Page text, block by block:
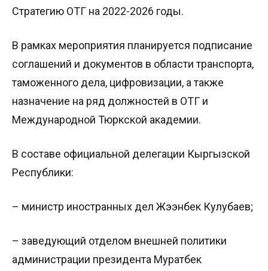
Стратегию ОТГ на 2022-2026 годы.
В рамках мероприятия планируется подписание
соглашений и документов в области транспорта,
таможенного дела, цифровизации, а также
назначение на ряд должностей в ОТГ и
Международной Тюркской академии.
В составе официальной делегации Кыргызской
Республики:
– министр иностранных дел Жээнбек Кулубаев;
– заведующий отделом внешней политики
администрации президента Муратбек